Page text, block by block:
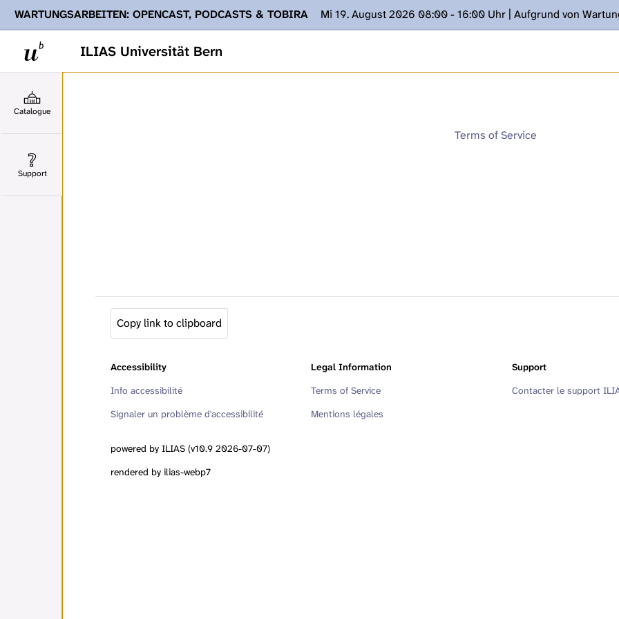
ILIAS Universität Bern
WARTUNGSARBEITEN: OPENCAST, PODCASTS & TOBIRA
Mi 19. August 2026 08:00 - 16:00 Uhr | Aufgrund von
Ihnen Podcasts, Opencast-Videos und Tobira nicht zur Verfügung stehen. Kontakt: www.podcast.unibe.ch
Catalogue
Support
Terms of Service
Copy link to clipboard
Accessibility
Info accessibilité
Signaler un problème d'accessibilité
Legal Information
Terms of Service
Mentions légales
Support
Contacter le support
powered by ILIAS (v10.9 2026-07-07)
rendered by ilias-webp7